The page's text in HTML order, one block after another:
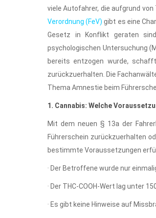
viele Autofahrer, die aufgrund
Verordnung (FeV) gibt es eine
Gesetz in Konflikt geraten
psychologischen Untersuchung
bereits entzogen wurde,
zurückzuerhalten. Die
Thema Amnestie beim
1. Cannabis: Welche
Mit dem neuen § 13a der
Führerschein zurückzuerhalten
bestimmte Voraussetzungen
· Der Betroffene wurde nur
· Der THC-COOH-Wert lag unter
· Es gibt keine Hinweise auf